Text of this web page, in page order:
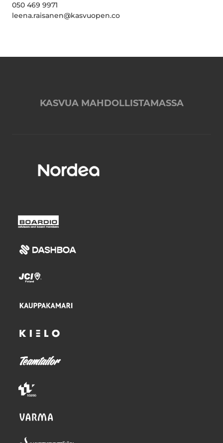
050 469 9971
leena.raisanen@kasvuopen.co
KASVUA MAHDOLLISTAMASSA